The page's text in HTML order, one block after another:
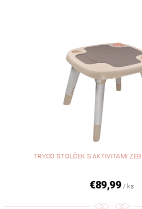
TRYCO STOLČEK S AKTIVITAMI
€89,99 / ks